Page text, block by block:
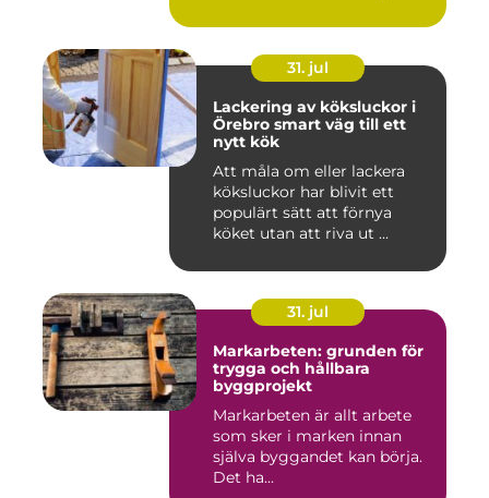
31. jul
Lackering av köksluckor i
Örebro smart väg till ett
nytt kök
Att måla om eller lackera
köksluckor har blivit ett
populärt sätt att förnya
köket utan att riva ut ...
31. jul
Markarbeten: grunden för
trygga och hållbara
byggprojekt
Markarbeten är allt arbete
som sker i marken innan
själva byggandet kan börja.
Det ha...